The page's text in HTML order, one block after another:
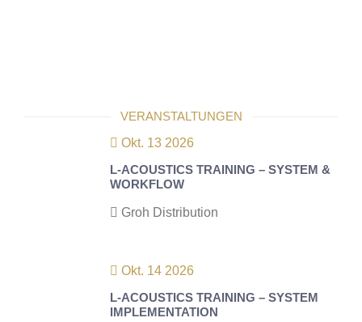
VERANSTALTUNGEN
Okt. 13 2026
L-ACOUSTICS TRAINING – SYSTEM &
WORKFLOW
Groh Distribution
Okt. 14 2026
L-ACOUSTICS TRAINING – SYSTEM
IMPLEMENTATION